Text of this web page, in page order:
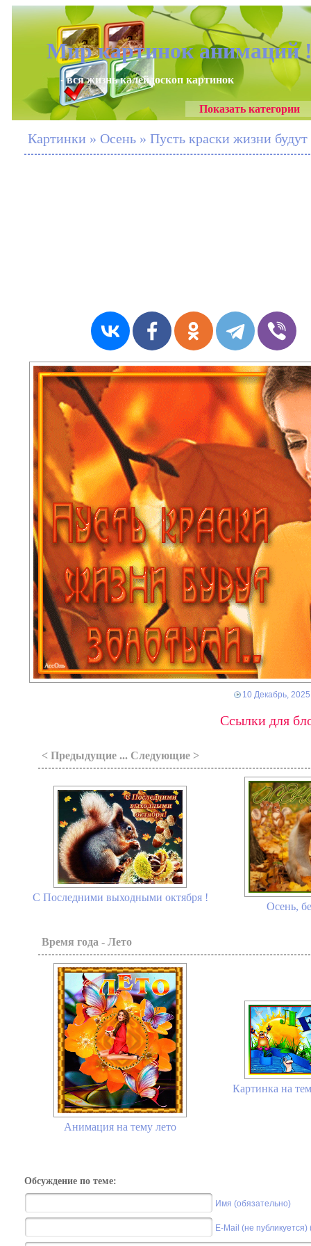
Мир картинок анимаций
- вся жизнь калейдоскоп картинок
Показать категории
Картинки » Осень » Пусть краски жизни
10 Декабрь, 2025
Ссылки для
< Предыдущие ... Следующие >
С Последними выходными октября !
Осень,
Время года - Лето
Анимация на тему лето
Картинка на
Обсуждение по теме:
Имя (обязательно)
E-Mail (не